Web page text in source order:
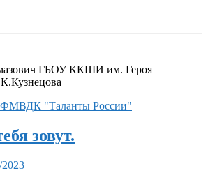
ГБОУ ККШИ им. Героя
ФМВДК "Таланты России"
зовут.
2023